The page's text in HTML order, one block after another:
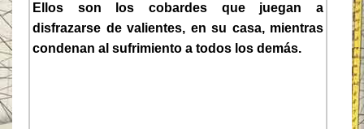
Ellos son los cobardes que juegan a
disfrazarse de valientes, en su casa, mientras
condenan al sufrimiento a todos los demás.